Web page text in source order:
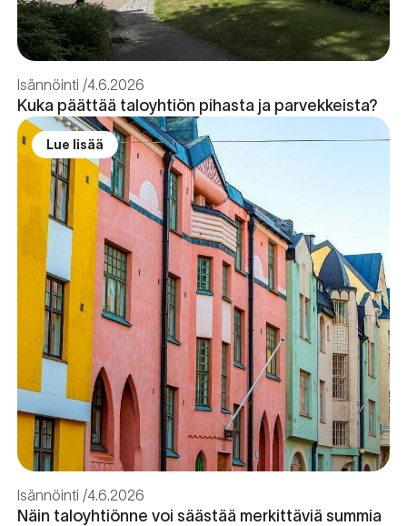
Isännöinti 4.6.2026
Kuka päättää taloyhtiön pihasta ja parvekkeista?
Lue lisää
Isännöinti 4.6.2026
Näin taloyhtiönne voi säästää merkittäviä summia